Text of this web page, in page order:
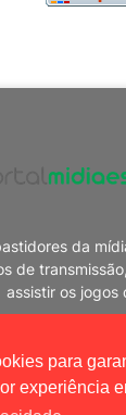
para
experiência
da
de
assistir os jogos